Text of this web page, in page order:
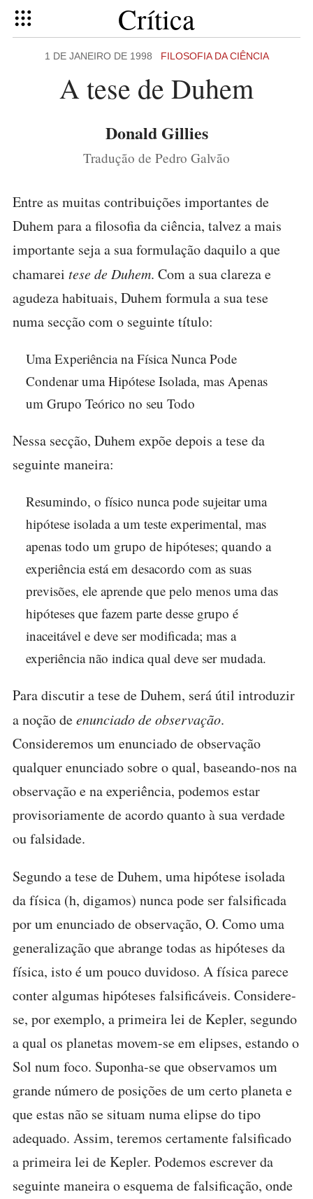
Crítica
1 DE JANEIRO DE 1998 FILOSOFIA DA CIÊNCIA
A tese de Duhem
Donald Gillies
Tradução de Pedro Galvão
Entre as muitas contribuições importantes de
Duhem para a filosofia da ciência, talvez a mais
importante seja a sua formulação daquilo a que
chamarei tese de Duhem. Com a sua clareza e
agudeza habituais, Duhem formula a sua tese
numa secção com o seguinte título:
Uma Experiência na Física Nunca Pode
Condenar uma Hipótese Isolada, mas Apenas
um Grupo Teórico no seu Todo
Nessa secção, Duhem expõe depois a tese da
seguinte maneira:
Resumindo, o físico nunca pode sujeitar uma
hipótese isolada a um teste experimental, mas
apenas todo um grupo de hipóteses; quando a
experiência está em desacordo com as suas
previsões, ele aprende que pelo menos uma das
hipóteses que fazem parte desse grupo é
inaceitável e deve ser modificada; mas a
experiência não indica qual deve ser mudada.
Para discutir a tese de Duhem, será útil introduzir
a noção deenunciado de observação.
Consideremos um enunciado de observação
qualquer enunciado sobre o qual, baseando-nos na
observação e na experiência, podemos estar
provisoriamente de acordo quanto à sua verdade
ou falsidade.
Segundo a tese de Duhem, uma hipótese isolada
da física (h, digamos) nunca pode ser falsificada
por um enunciado de observação, O. Como uma
generalização que abrange todas as hipóteses da
física, isto é um pouco duvidoso. A física parece
conter algumas hipóteses falsificáveis. Considere-
se, por exemplo, a primeira lei de Kepler, segundo
a qual os planetas movem-se em elipses, estando o
Sol num foco. Suponha-se que observamos um
grande número de posições de um certo planeta e
que estas não se situam numa elipse do tipo
adequado. Assim, teremos certamente falsificado
a primeira lei de Kepler. Podemos escrever da
seguinte maneira o esquema de falsificação, onde